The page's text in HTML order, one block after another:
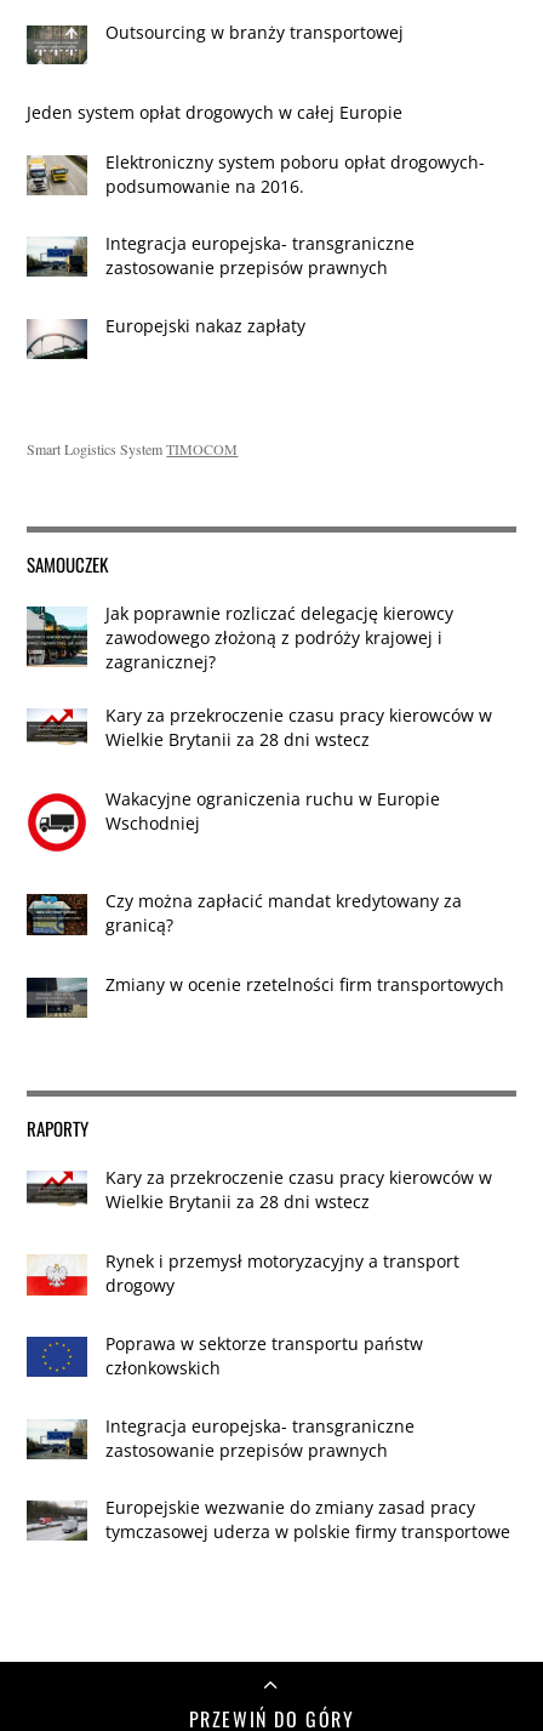
Outsourcing w branży transportowej
Jeden system opłat drogowych w całej Europie
Elektroniczny system poboru opłat drogowych-
podsumowanie na 2016.
Integracja europejska- transgraniczne
zastosowanie przepisów prawnych
Europejski nakaz zapłaty
Smart Logistics SystemTIMOCOM
SAMOUCZEK
Jak poprawnie rozliczać delegację kierowcy
zawodowego złożoną z podróży krajowej i
zagranicznej?
Kary za przekroczenie czasu pracy kierowców w
Wielkie Brytanii za 28 dni wstecz
Wakacyjne ograniczenia ruchu w Europie
Wschodniej
Czy można zapłacić mandat kredytowany za
granicą?
Zmiany w ocenie rzetelności firm transportowych
RAPORTY
Kary za przekroczenie czasu pracy kierowców w
Wielkie Brytanii za 28 dni wstecz
Rynek i przemysł motoryzacyjny a transport
drogowy
Poprawa w sektorze transportu państw
członkowskich
Integracja europejska- transgraniczne
zastosowanie przepisów prawnych
Europejskie wezwanie do zmiany zasad pracy
tymczasowej uderza w polskie firmy transportowe
PRZEWIŃ DO GÓRY